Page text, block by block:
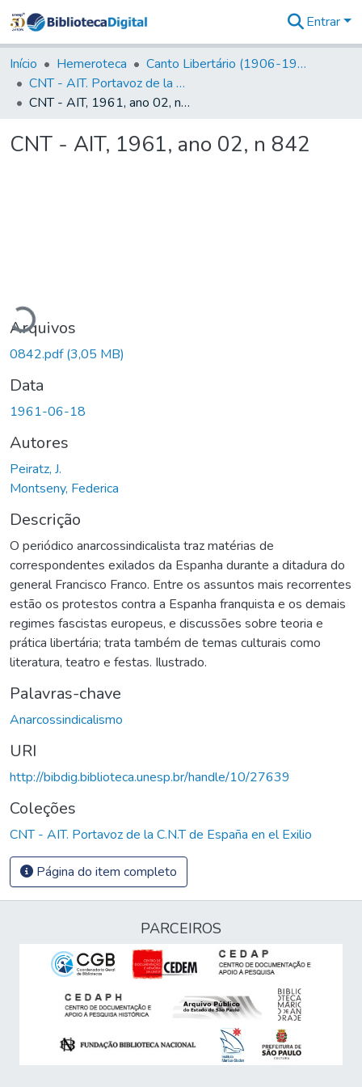
&
Coleções
Tudo na
Biblioteca
Estatísticas
Entrar
Início Hemeroteca
Canto Libertário (1906-1995)
CNT - AIT. Portavoz de la C.N.T de España en el Exilio
CNT - AIT, 1961, ano 02, n 842
CNT - AIT, 1961, ano 02, n 842
Arquivos
0842.pdf(3,05 MB)
Data
1961-06-18
Autores
Peiratz, J.
Montseny, Federica
Descrição
O periódico anarcossindicalista traz matérias de
correspondentes exilados da Espanha durante a ditadura do
general Francisco Franco. Entre os assuntos mais recorrentes
estão os protestos contra a Espanha franquista e os demais
regimes fascistas europeus, e discussões sobre teoria e
prática libertária; trata também de temas culturais como
literatura, teatro e festas. Ilustrado.
Palavras-chave
Anarcossindicalismo
URI
http://bibdig.biblioteca.unesp.br/handle/10/27639
Coleções
CNT - AIT. Portavoz de la C.N.T de España en el Exilio
Página do item completo
PARCEIROS